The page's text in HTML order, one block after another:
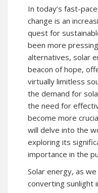
In today’s fast-
change is an
quest for
been more
alternatives, solar
beacon of hope,
virtually limitless
the demand for
the need for
become more
will delve into the
exploring its
importance in the
Solar energy, as
converting sunlight